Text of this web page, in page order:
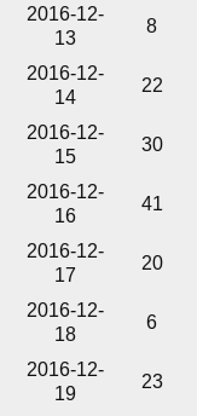
2016-12-
13
8
2016-12-
14
22
2016-12-
15
30
2016-12-
16
41
2016-12-
17
20
2016-12-
18
6
2016-12-
19
23